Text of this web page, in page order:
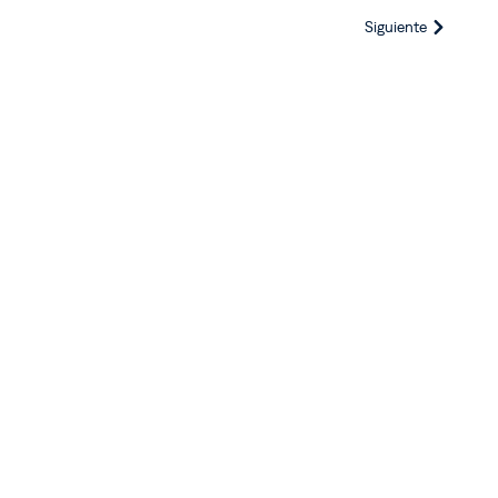
Siguiente